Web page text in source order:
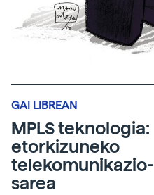
GAI LIBREAN
MPLS teknologia:
etorkizuneko
telekomunikazio-
sarea